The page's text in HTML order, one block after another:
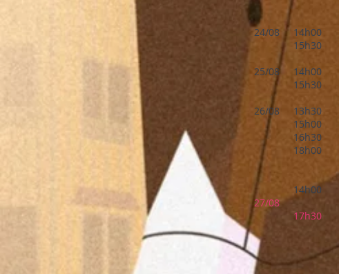
24/08
25/08
26/08
27/08
14h00
15h30
14h00
15h30
13h30
15h00
16h30
18h00
14h00
17h30